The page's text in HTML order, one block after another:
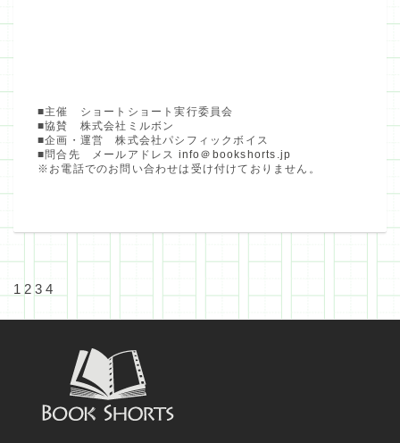
■主催 ショートショート実行委員会
■協賛 株式会社ミルボン
■企画・運営 株式会社パシフィックボイス
■問合先 メールアドレス info＠bookshorts.jp
※お電話でのお問い合わせは受け付けておりません。
1 2 3 4